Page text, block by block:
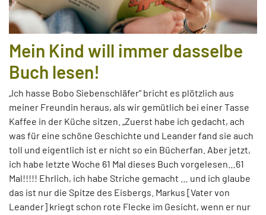
Mein Kind will immer dasselbe
Buch lesen!
„Ich hasse Bobo Siebenschläfer“ bricht es plötzlich aus
meiner Freundin heraus, als wir gemütlich bei einer Tasse
Kaffee in der Küche sitzen. „Zuerst habe ich gedacht, ach
was für eine schöne Geschichte und Leander fand sie auch
toll und eigentlich ist er nicht so ein Bücherfan. Aber jetzt,
ich habe letzte Woche 61 Mal dieses Buch vorgelesen…61
Mal!!!!! Ehrlich, ich habe Striche gemacht … und ich glaube
das ist nur die Spitze des Eisbergs. Markus [Vater von
Leander] kriegt schon rote Flecke im Gesicht, wenn er nur